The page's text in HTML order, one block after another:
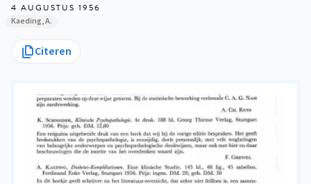
4 AUGUSTUS 1956
Kaeding, A.
Citeren